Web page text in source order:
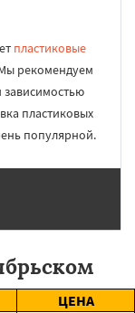
пластиковые
рекомендуем
пластиковых
популярной.
ЦЕНА